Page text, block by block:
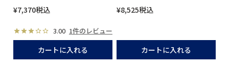
¥7,370税込
3.00 1件のレビュー
カートに入れる
¥8,525税込
カートに入れる